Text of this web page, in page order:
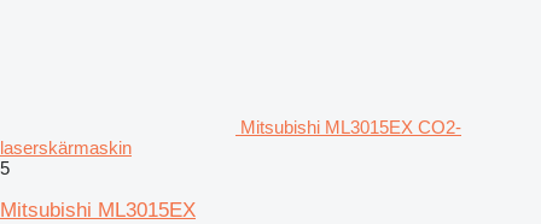
Mitsubishi ML3015EX CO2-
laserskärmaskin
5
Mitsubishi ML3015EX